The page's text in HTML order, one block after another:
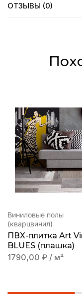
ОТЗЫВЫ (0)
Виниловые полы
(кварцвинил)
ПВХ-плитка Art
BLUES (плашка)
1790,00 ₽ / м²